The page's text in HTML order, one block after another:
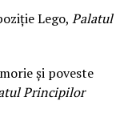
Lego, Palatul
și poveste
Principilor